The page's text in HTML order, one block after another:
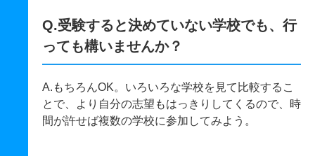
Q.受験すると決めていない学校でも、行
っても構いませんか？
A.もちろんOK。いろいろな学校を見て比較するこ
とで、より自分の志望もはっきりしてくるので、時
間が許せば複数の学校に参加してみよう。